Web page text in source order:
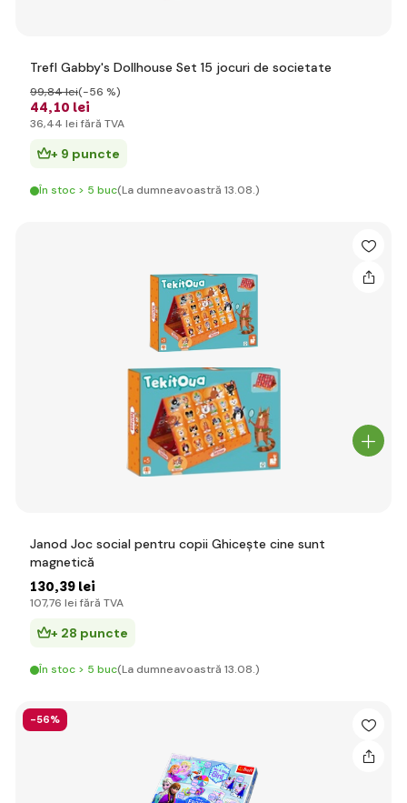
Trefl Gabby's Dollhouse Set 15 jocuri de societate
44,10 lei
99,84 lei(-56 %)
36,44 lei fără TVA
+ 9 puncte
În stoc > 5 buc(La dumneavoastră 13.08.)
Janod Joc social pentru copii Ghicește cine sunt
magnetică
130,39 lei
107,76 lei fără TVA
+ 28 puncte
În stoc > 5 buc(La dumneavoastră 13.08.)
-56%